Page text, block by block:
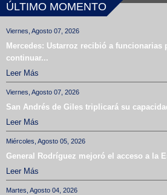
ÚLTIMO MOMENTO
Viernes, Agosto 07, 2026
Mercedes: Ustarroz recibió a funcionarias
continuar...
Leer Más
Viernes, Agosto 07, 2026
San Andrés de Giles triplicará su
Leer Más
Miércoles, Agosto 05, 2026
General Rodríguez mejoró el acceso a la
Leer Más
Martes, Agosto 04, 2026